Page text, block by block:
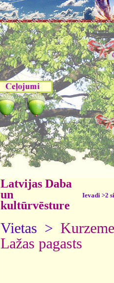
Latvijas Daba
un
kultūrvēsture
Ievadi >2
Vietas > Kurzeme
Lažas pagasts